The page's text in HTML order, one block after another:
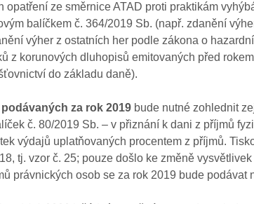
opatření ze směrnice ATAD proti praktikám
balíčkem č. 364/2019 Sb. (např. zdanění
výher z ostatních her podle zákona o
z korunových dluhopisů emitovaných před
do základu daně).
za rok 2019 bude nutné zohlednit
č. 80/2019 Sb. – v přiznání k dani z příjmů
výdajů uplatňovaných procentem z příjmů.
tj. vzor č. 25; pouze došlo ke změně
právnických osob se za rok 2019 bude podávat